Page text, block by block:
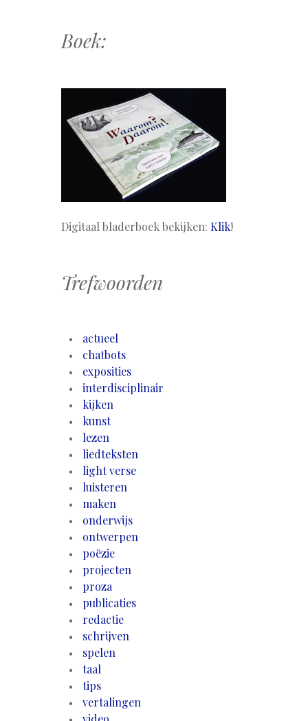
Boek:
Digitaal bladerboek bekijken: Klik!
Trefwoorden
actueel
chatbots
exposities
interdisciplinair
kijken
kunst
lezen
liedteksten
light verse
luisteren
maken
onderwijs
ontwerpen
poëzie
projecten
proza
publicaties
redactie
schrijven
spelen
taal
tips
vertalingen